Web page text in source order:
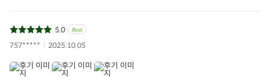
5.0
757*****
2025.10.05